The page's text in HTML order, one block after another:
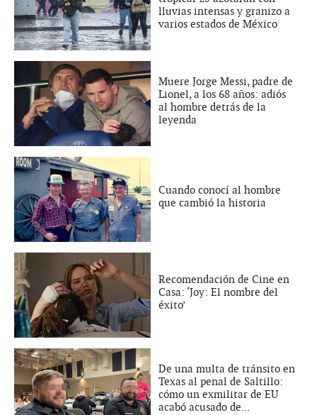
lluvias intensas y granizo a
varios estados de México
Muere Jorge Messi, padre de
Lionel, a los 68 años: adiós
al hombre detrás de la
leyenda
Cuando conocí al hombre
que cambió la historia
Recomendación de Cine en
Casa: ‘Joy: El nombre del
éxito’
De una multa de tránsito en
Texas al penal de Saltillo:
cómo un exmilitar de EU
acabó acusado de...